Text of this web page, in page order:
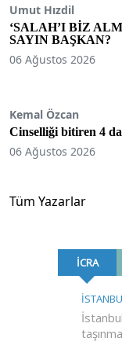
Umut Hızdil
‘SALAH’I BİZ
SAYIN BAŞKAN?
06 Ağustos 2026
Kemal Özcan
Cinselliği bitiren 4
06 Ağustos 2026
Tüm Yazarlar